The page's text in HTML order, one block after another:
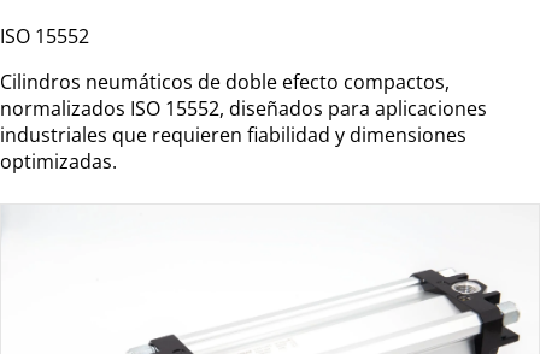
ISO 15552
Cilindros neumáticos de doble efecto compactos,
normalizados ISO 15552, diseñados para aplicaciones
industriales que requieren fiabilidad y dimensiones
optimizadas.